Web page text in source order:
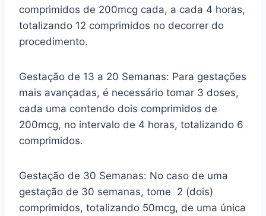
comprimidos de 200mcg cada, a cada 4 horas,
totalizando 12 comprimidos no decorrer do
procedimento.
Gestação de 13 a 20 Semanas: Para gestações
mais avançadas, é necessário tomar 3 doses,
cada uma contendo dois comprimidos de
200mcg, no intervalo de 4 horas, totalizando 6
comprimidos.
Gestação de 30 Semanas: No caso de uma
gestação de 30 semanas, tome 2 (dois)
comprimidos, totalizando 50mcg, de uma única